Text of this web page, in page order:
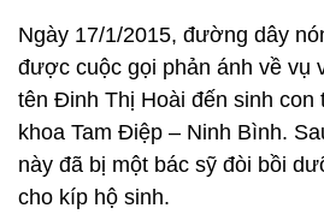
Ngày 17/1/2015, đường dây
được cuộc gọi phản ánh về vụ
tên Đinh Thị Hoài đến sinh con
khoa Tam Điệp – Ninh Bình.
này đã bị một bác sỹ đòi bồi
cho kíp hộ sinh.